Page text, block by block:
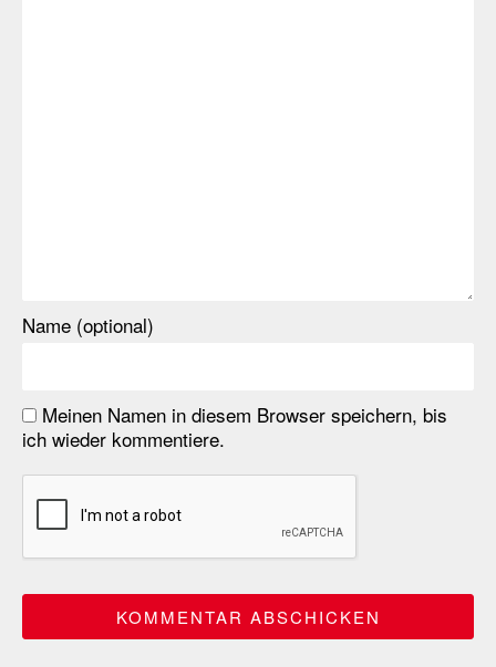
Name (optional)
Meinen Namen in diesem Browser speichern, bis
ich wieder kommentiere.